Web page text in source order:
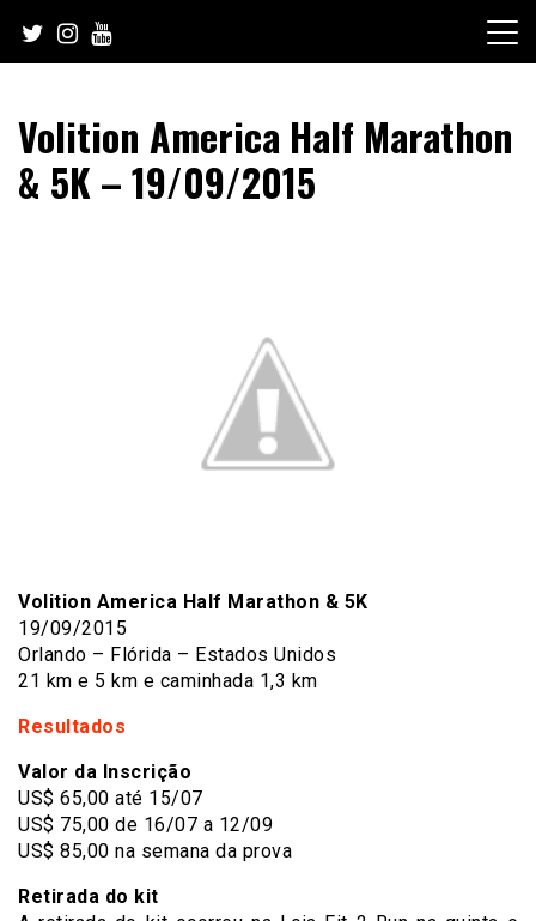
content
Volition America Half Marathon
& 5K – 19/09/2015
Volition America Half Marathon & 5K
19/09/2015
Orlando – Flórida – Estados Unidos
21 km e 5 km e caminhada 1,3 km
Resultados
Valor da Inscrição
US$ 65,00 até 15/07
US$ 75,00 de 16/07 a 12/09
US$ 85,00 na semana da prova
Retirada do kit